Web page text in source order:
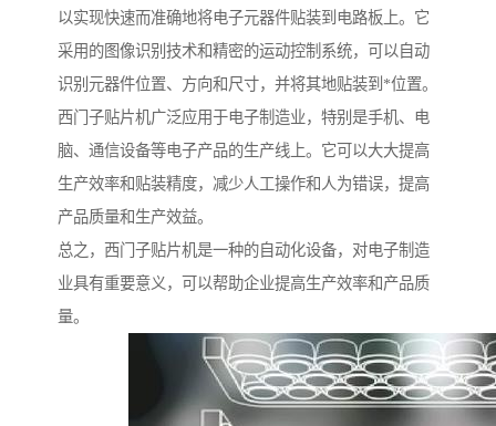
以实现快速而准确地将电子元器件贴装到电路板上。它
采用的图像识别技术和精密的运动控制系统，可以自动
识别元器件位置、方向和尺寸，并将其地贴装到*位置。
西门子贴片机广泛应用于电子制造业，特别是手机、电
脑、通信设备等电子产品的生产线上。它可以大大提高
生产效率和贴装精度，减少人工操作和人为错误，提高
产品质量和生产效益。
总之，西门子贴片机是一种的自动化设备，对电子制造
业具有重要意义，可以帮助企业提高生产效率和产品质
量。